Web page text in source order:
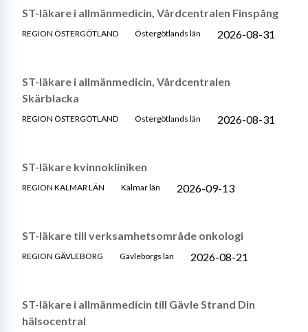
ST-läkare i allmänmedicin, Vårdcentralen Finspång
REGION ÖSTERGÖTLAND Östergötlands län 2026-08-31
ST-läkare i allmänmedicin, Vårdcentralen
Skärblacka
REGION ÖSTERGÖTLAND Östergötlands län 2026-08-31
ST-läkare kvinnokliniken
REGION KALMAR LÄN Kalmar län 2026-09-13
ST-läkare till verksamhetsområde onkologi
REGION GÄVLEBORG Gävleborgs län 2026-08-21
ST-läkare i allmänmedicin till Gävle Strand Din
hälsocentral